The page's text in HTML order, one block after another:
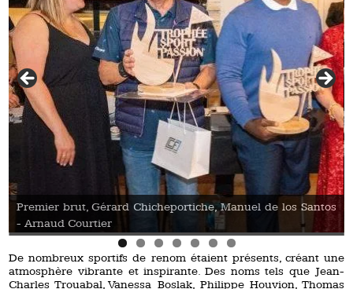
Santos
2e brut Christophe Jammot, et Antoine Kombouaré
De nombreux sportifs de renom étaient présents, créant une
atmosphère vibrante et inspirante. Des noms tels que Jean-
Charles Trouabal, Vanessa Boslak, Philippe Houvion, Thomas